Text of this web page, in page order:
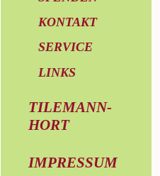
KONTAKT
SERVICE
LINKS
TILEMANN-
HORT
IMPRESSUM